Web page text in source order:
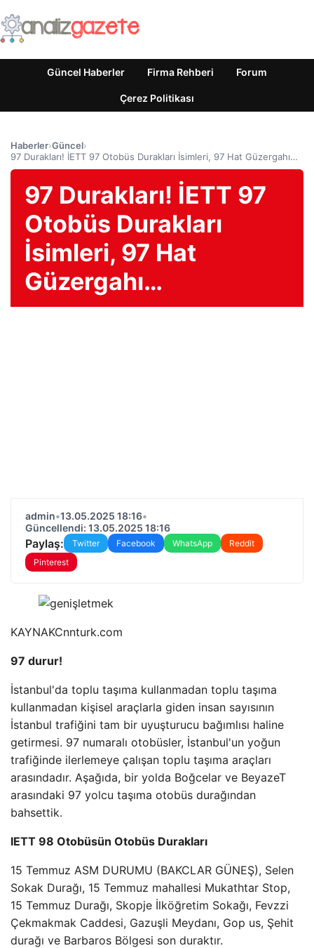
Güncel Haberler Firma Rehberi Forum
Çerez Politikası
Haberler›Güncel›
97 Durakları! İETT 97 Otobüs Durakları İsimleri, 97 Hat Güzergahı…
97 Durakları! İETT 97
Otobüs Durakları
İsimleri, 97 Hat
Güzergahı…
admin•13.05.2025 18:16•
Güncellendi: 13.05.2025 18:16
Paylaş: Twitter Facebook WhatsApp
Reddit
Pinterest
KAYNAKCnnturk.com
97 durur!
İstanbul'da toplu taşıma kullanmadan toplu taşıma
kullanmadan kişisel araçlarla giden insan sayısının
İstanbul trafiğini tam bir uyuşturucu bağımlısı haline
getirmesi. 97 numaralı otobüsler, İstanbul'un yoğun
trafiğinde ilerlemeye çalışan toplu taşıma araçları
arasındadır. Aşağıda, bir yolda Boğcelar ve BeyazeT
arasındaki 97 yolcu taşıma otobüs durağından
bahsettik.
IETT 98 Otobüsün Otobüs Durakları
15 Temmuz ASM DURUMU (BAKCLAR GÜNEŞ), Selen
Sokak Durağı, 15 Temmuz mahallesi Mukathtar Stop,
15 Temmuz Durağı, Skopje İlköğretim Sokağı, Fevzzi
Çekmakmak Caddesi, Gazuşli Meydanı, Gop us, Şehit
durağı ve Barbaros Bölgesi son duraktır.